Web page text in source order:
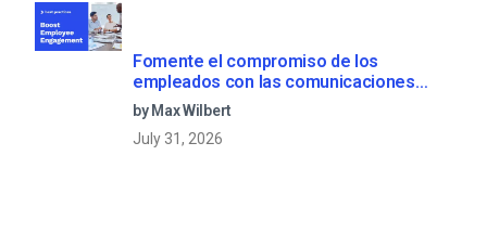
Fomente el compromiso de los
empleados con las comunicaciones
corporativas en directo
by Max Wilbert
July 31, 2026